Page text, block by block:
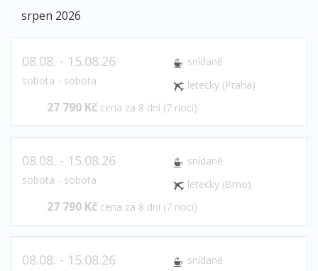
srpen 2026
08.08. - 15.08.26
sobota - sobota
snídaně
letecky (Praha)
27 790 Kč cena za 8 dní (7 nocí)
08.08. - 15.08.26
sobota - sobota
snídaně
letecky (Brno)
27 790 Kč cena za 8 dní (7 nocí)
08.08. - 15.08.26
snídaně